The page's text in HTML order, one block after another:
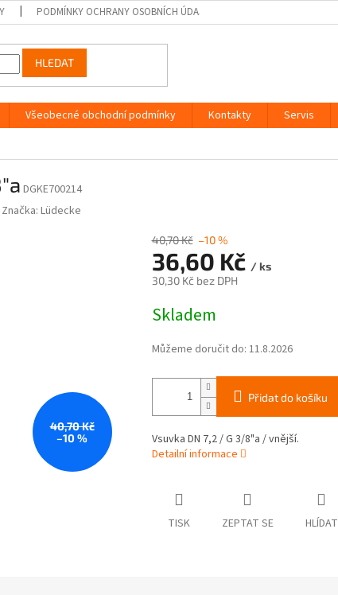
PODMÍNKY OCHRANY OSOBNÍCH ÚDAJŮ
HLEDAT
Všeobecné obchodní podmínky Kontakty Servis
DGKE700214
Značka: Lüdecke
40,70 Kč
–10 %
40,70 Kč –10 %
36,60 Kč / ks
30,30 Kč bez DPH
cena:
Skladem
Můžeme doručit do: 11.8.2026
Přidat do košíku
Vsuvka DN 7,2 / G 3/8"a / vnější.
Detailní informace
TISK ZEPTAT SE HLÍDAT